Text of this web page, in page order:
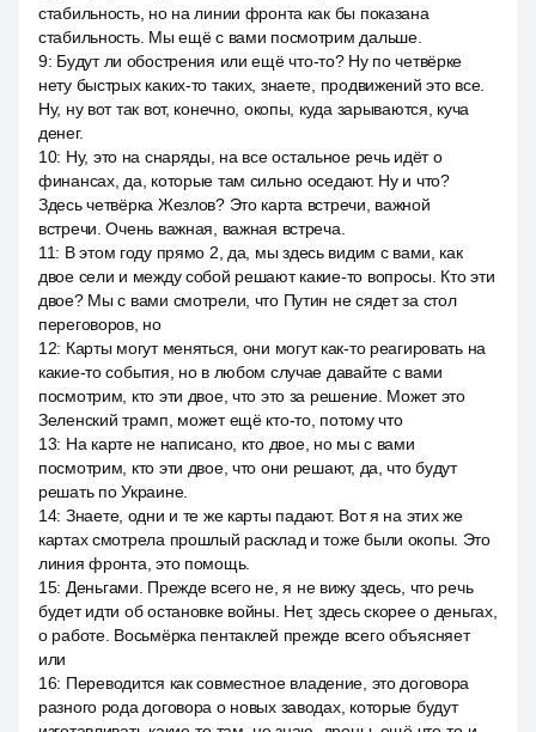
стабильность, но на линии фронта как бы показана
стабильность. Мы ещё с вами посмотрим дальше.
9: Будут ли обострения или ещё что-то? Ну по четвёрке
нету быстрых каких-то таких, знаете, продвижений это все.
Ну, ну вот так вот, конечно, окопы, куда зарываются, куча
денег.
10: Ну, это на снаряды, на все остальное речь идёт о
финансах, да, которые там сильно оседают. Ну и что?
Здесь четвёрка Жезлов? Это карта встречи, важной
встречи. Очень важная, важная встреча.
11: В этом году прямо 2, да, мы здесь видим с вами, как
двое сели и между собой решают какие-то вопросы. Кто эти
двое? Мы с вами смотрели, что Путин не сядет за стол
переговоров, но
12: Карты могут меняться, они могут как-то реагировать на
какие-то события, но в любом случае давайте с вами
посмотрим, кто эти двое, что это за решение. Может это
Зеленский трамп, может ещё кто-то, потому что
13: На карте не написано, кто двое, но мы с вами
посмотрим, кто эти двое, что они решают, да, что будут
решать по Украине.
14: Знаете, одни и те же карты падают. Вот я на этих же
картах смотрела прошлый расклад и тоже были окопы. Это
линия фронта, это помощь.
15: Деньгами. Прежде всего не, я не вижу здесь, что речь
будет идти об остановке войны. Нет, здесь скорее о деньгах,
о работе. Восьмёрка пентаклей прежде всего объясняет
или
16: Переводится как совместное владение, это договора
разного рода договора о новых заводах, которые будут